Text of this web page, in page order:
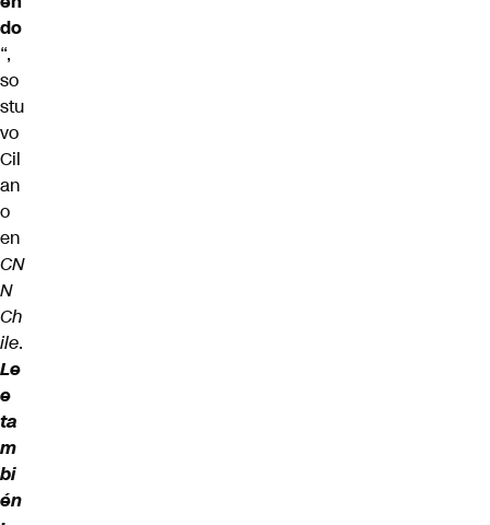
do
“,
so
stu
vo
Cil
an
o
en
CN
N
Ch
ile.
Le
e
ta
m
bi
én